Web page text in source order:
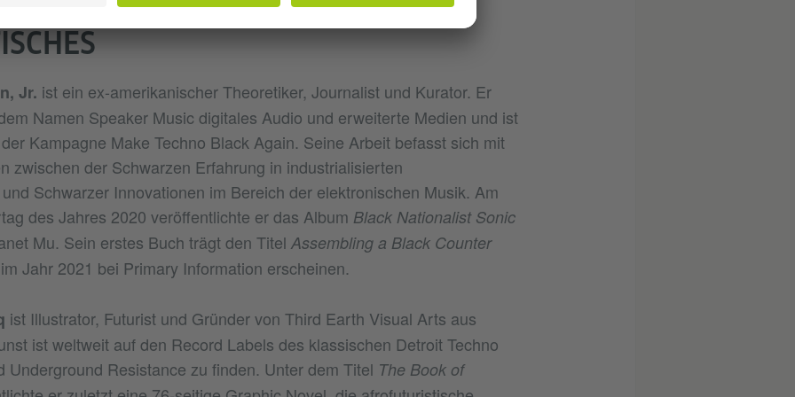
Jr. ist ein ex-amerikanischer Theoretiker, Journalist und Kurator. Er
Namen Speaker Music digitales Audio und erweiterte Medien und ist
Kampagne Make Techno Black Again. Seine Arbeit befasst sich mit
zwischen der Schwarzen Erfahrung in industrialisierten
Schwarzer Innovationen im Bereich der elektronischen Musik. Am
des Jahres 2020 veröffentlichte er das Album Black Nationalist Sonic
Mu. Sein erstes Buch trägt den Titel Assembling a Black Counter
Jahr 2021 bei Primary Information erscheinen.
ist Illustrator, Futurist und Gründer von Third Earth Visual Arts aus
ist weltweit auf den Record Labels des klassischen Detroit Techno
Underground Resistance zu finden. Unter dem Titel The Book of